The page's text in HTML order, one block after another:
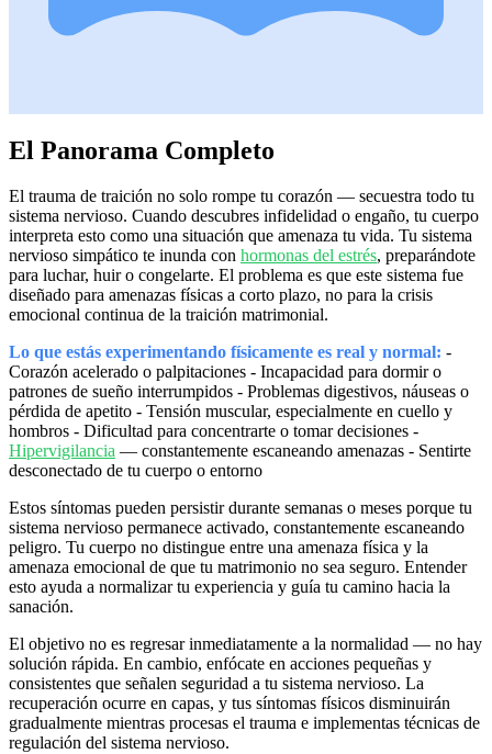
El Panorama Completo
El trauma de traición no solo rompe tu corazón — secuestra todo tu
sistema nervioso. Cuando descubres infidelidad o engaño, tu cuerpo
interpreta esto como una situación que amenaza tu vida. Tu sistema
nervioso simpático te inunda con hormonas del estrés, preparándote
para luchar, huir o congelarte. El problema es que este sistema fue
diseñado para amenazas físicas a corto plazo, no para la crisis
emocional continua de la traición matrimonial.
Lo que estás experimentando físicamente es real y normal: -
Corazón acelerado o palpitaciones - Incapacidad para dormir o
patrones de sueño interrumpidos - Problemas digestivos, náuseas o
pérdida de apetito - Tensión muscular, especialmente en cuello y
hombros - Dificultad para concentrarte o tomar decisiones -
Hipervigilancia — constantemente escaneando amenazas - Sentirte
desconectado de tu cuerpo o entorno
Estos síntomas pueden persistir durante semanas o meses porque tu
sistema nervioso permanece activado, constantemente escaneando
peligro. Tu cuerpo no distingue entre una amenaza física y la
amenaza emocional de que tu matrimonio no sea seguro. Entender
esto ayuda a normalizar tu experiencia y guía tu camino hacia la
sanación.
El objetivo no es regresar inmediatamente a la normalidad — no hay
solución rápida. En cambio, enfócate en acciones pequeñas y
consistentes que señalen seguridad a tu sistema nervioso. La
recuperación ocurre en capas, y tus síntomas físicos disminuirán
gradualmente mientras procesas el trauma e implementas técnicas de
regulación del sistema nervioso.